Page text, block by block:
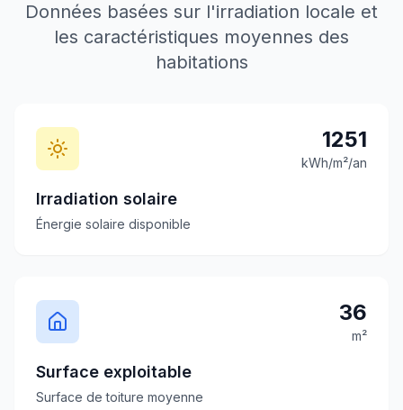
Données basées sur l'irradiation locale et
les caractéristiques moyennes des
habitations
1251
kWh/m²/an
Irradiation solaire
Énergie solaire disponible
36
m²
Surface exploitable
Surface de toiture moyenne